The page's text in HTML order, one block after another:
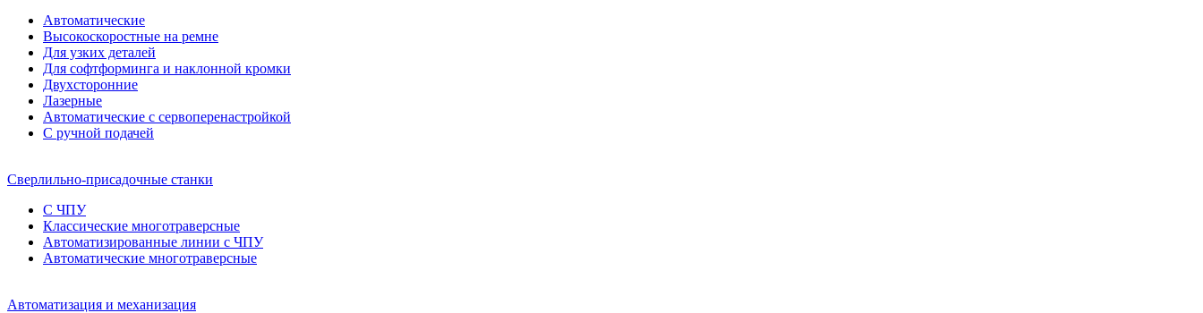
Автоматические
Высокоскоростные на ремне
Для узких деталей
Для софтформинга и наклонной кромки
Двухсторонние
Лазерные
Автоматические с сервоперенастройкой
С ручной подачей
Сверлильно-присадочные станки
С ЧПУ
Классические многотраверсные
Автоматизированные линии с ЧПУ
Автоматические многотраверсные
Автоматизация и механизация